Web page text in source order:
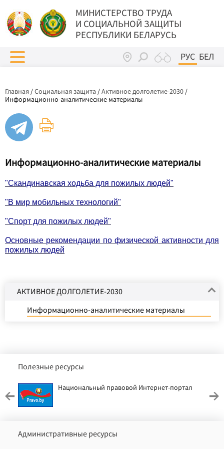
МИНИСТЕРСТВО ТРУДА
И СОЦИАЛЬНОЙ ЗАЩИТЫ
РЕСПУБЛИКИ БЕЛАРУСЬ
РУС БЕЛ
Главная /Социальная защита /Активное долголетие-2030 /
Информационно-аналитические материалы
Информационно-аналитические материалы
"Скандинавская ходьба для пожилых людей"
"В мир мобильных технологий"
"Спорт для пожилых людей"
Основные рекомендации по физической активности для
пожилых людей
АКТИВНОЕ ДОЛГОЛЕТИЕ-2030
Информационно-аналитические материалы
Полезные ресурсы
Национальный правовой Интернет-портал
Административные ресурсы